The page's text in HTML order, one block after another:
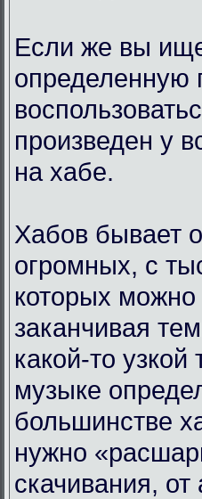
Если же вы
произведен у
на хабе.
Хабов бывает
огромных, с
которых
заканчивая
какой-то
музыке
большинстве
нужно
скачивания,